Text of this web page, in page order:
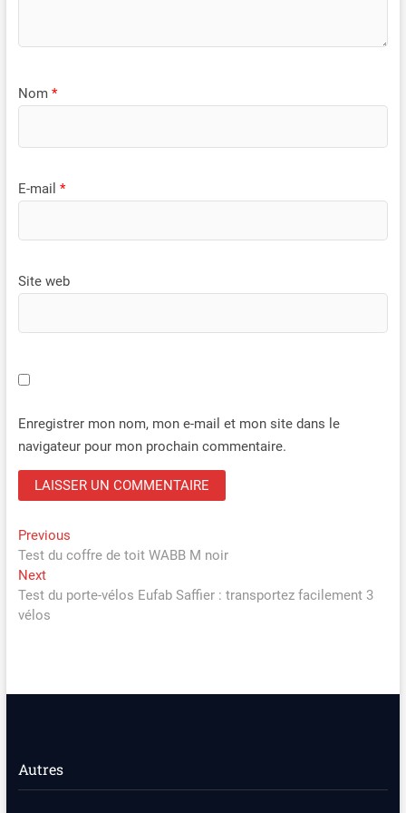
Nom *
E-mail *
Site web
Enregistrer mon nom, mon e-mail et mon site dans le
navigateur pour mon prochain commentaire.
Navigation
de
l’article
PreviousPrevious
post:
Test du coffre de toit WABB M noir
NextNext
post:
Test du porte-vélos Eufab Saffier : transportez facilement 3
vélos
Autres